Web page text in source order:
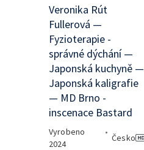
Veronika Rút
Fullerová —
Fyzioterapie -
správné dýchání —
Japonská kuchyně —
Japonská kaligrafie
— MD Brno -
inscenace Bastard
Vyrobeno
2024
•
Česko